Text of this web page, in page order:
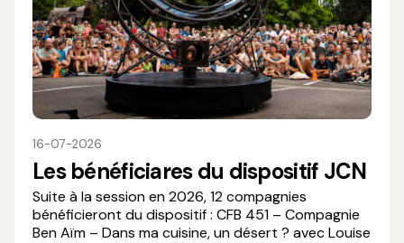
16-07-2026
Les bénéficiares du dispositif JCN
Suite à la session en 2026, 12 compagnies
bénéficieront du dispositif : CFB 451 – Compagnie
Ben Aïm – Dans ma cuisine, un désert ? avec Louise